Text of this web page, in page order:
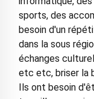
sports, des
besoin d'un
dans la sous
échanges
etc etc, briser la
Ils ont besoin